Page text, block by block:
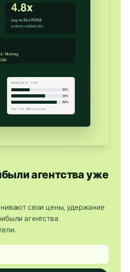
агентства уже
свои цены, удержание
агентства